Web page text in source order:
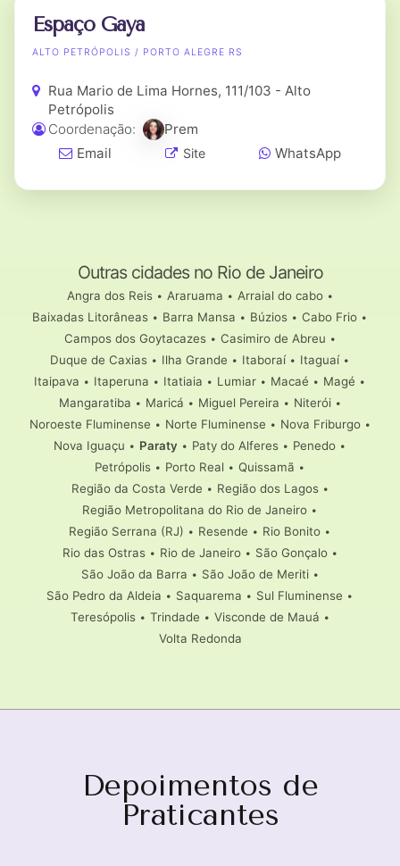
Espaço Gaya
ALTO PETRÓPOLIS / PORTO ALEGRE RS
Rua Mario de Lima Hornes, 111/103 - Alto
Petrópolis
Coordenação:
Prem
Email
Site WhatsApp
Outras cidades no Rio de Janeiro
Angra dos Reis• Araruama • Arraial do cabo•
Baixadas Litorâneas • Barra Mansa • Búzios • Cabo Frio •
Campos dos Goytacazes• Casimiro de Abreu •
Duque de Caxias • Ilha Grande • Itaboraí• Itaguaí•
Itaipava • Itaperuna • Itatiaia • Lumiar • Macaé • Magé •
Mangaratiba • Maricá • Miguel Pereira • Niterói•
Noroeste Fluminense • Norte Fluminense • Nova Friburgo•
Nova Iguaçu • Paraty • Paty do Alferes • Penedo •
Petrópolis • Porto Real • Quissamã •
Região da Costa Verde • Região dos Lagos•
Região Metropolitana do Rio de Janeiro •
Região Serrana (RJ) • Resende • Rio Bonito •
Rio das Ostras• Rio de Janeiro• São Gonçalo•
São João da Barra • São João de Meriti•
São Pedro da Aldeia • Saquarema • Sul Fluminense •
Teresópolis• Trindade • Visconde de Mauá •
Volta Redonda
Depoimentos de
Praticantes